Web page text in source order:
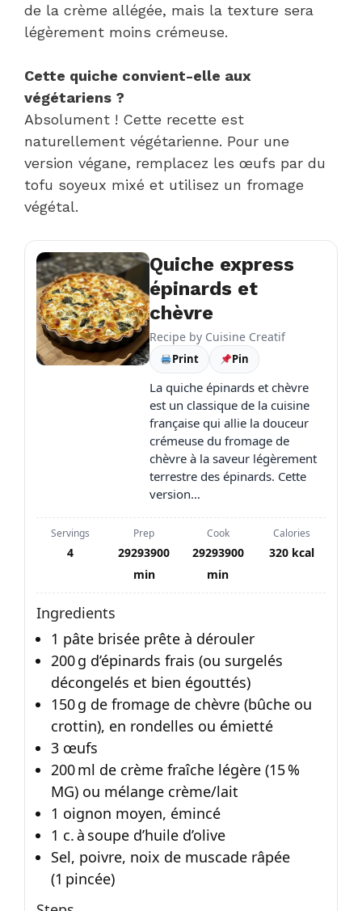
de la crème allégée, mais la texture sera
légèrement moins crémeuse.
Cette quiche convient-elle aux
végétariens ?
Absolument ! Cette recette est
naturellement végétarienne. Pour une
version végane, remplacez les œufs par du
tofu soyeux mixé et utilisez un fromage
végétal.
Quiche express
épinards et
chèvre
Recipe by Cuisine Creatif
Print Pin
La quiche épinards et chèvre
est un classique de la cuisine
française qui allie la douceur
crémeuse du fromage de
chèvre à la saveur légèrement
terrestre des épinards. Cette
version…
Servings
4
Prep
29293900
min
Cook
29293900
min
Calories
320 kcal
Ingredients
1 pâte brisée prête à dérouler
200 g d’épinards frais (ou surgelés
décongelés et bien égouttés)
150 g de fromage de chèvre (bûche ou
crottin), en rondelles ou émietté
3 œufs
200 ml de crème fraîche légère (15 %
MG) ou mélange crème/lait
1 oignon moyen, émincé
1 c. à soupe d’huile d’olive
Sel, poivre, noix de muscade râpée
(1 pincée)